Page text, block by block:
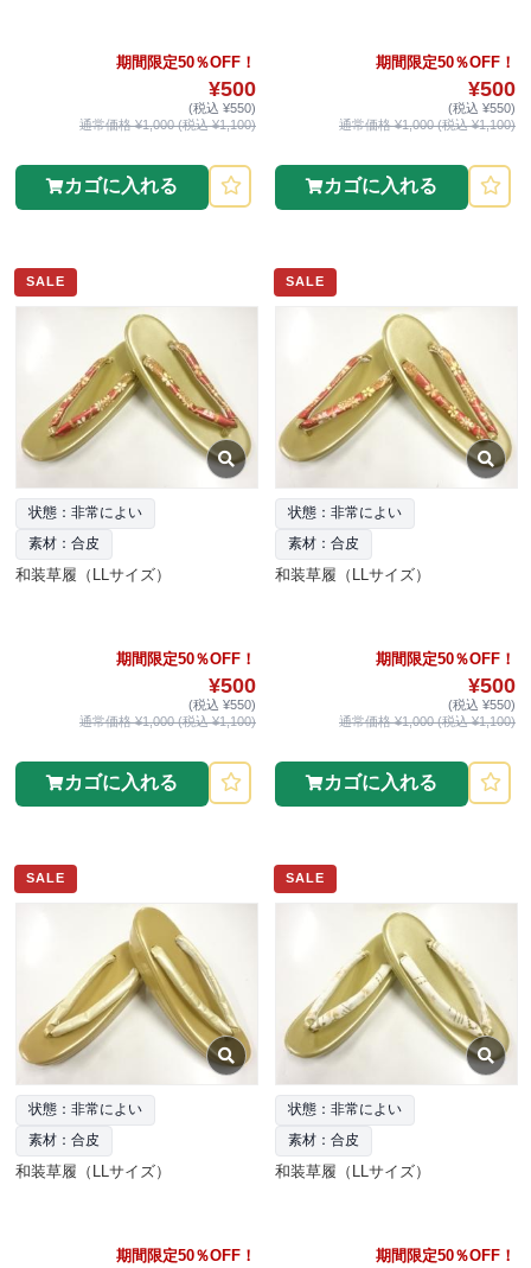
期間限定50％OFF！
¥500
(税込 ¥550)
通常価格 ¥1,000 (税込 ¥1,100)
カゴに入れる
期間限定50％OFF！
¥500
(税込 ¥550)
通常価格 ¥1,000 (税込 ¥1,100)
カゴに入れる
SALE
状態：非常によい
素材：合皮
和装草履（LLサイズ）
期間限定50％OFF！
¥500
(税込 ¥550)
通常価格 ¥1,000 (税込 ¥1,100)
カゴに入れる
SALE
状態：非常によい
素材：合皮
和装草履（LLサイズ）
期間限定50％OFF！
¥500
(税込 ¥550)
通常価格 ¥1,000 (税込 ¥1,100)
カゴに入れる
SALE
状態：非常によい
素材：合皮
和装草履（LLサイズ）
期間限定50％OFF！
SALE
状態：非常によい
素材：合皮
和装草履（LLサイズ）
期間限定50％OFF！